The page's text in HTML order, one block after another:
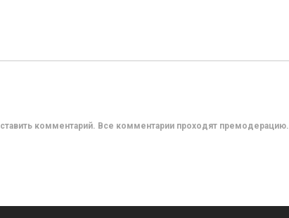
комментарий. Все комментарии проходят премодерацию.